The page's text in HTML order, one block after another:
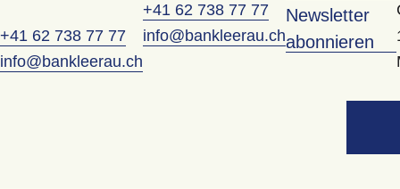
+41 62 738 77 77
info@bankleerau.ch
+41 62 738 77 77
info@bankleerau.ch
Newsletter
abonnieren